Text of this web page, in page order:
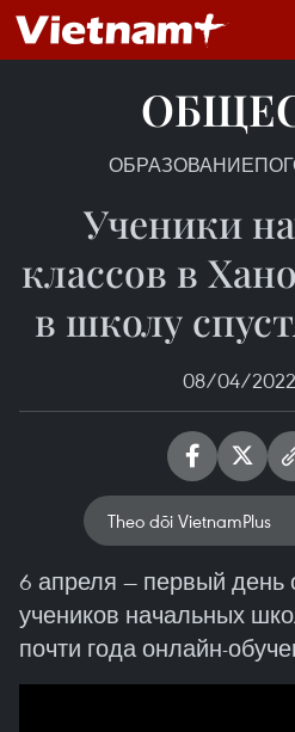
ОБРАЗОВАНИЕ
Ученики
классов в
в школу
08/04/
Theo dõi VietnamPlus
6 апреля — первый день
учеников начальных
почти года онлайн-